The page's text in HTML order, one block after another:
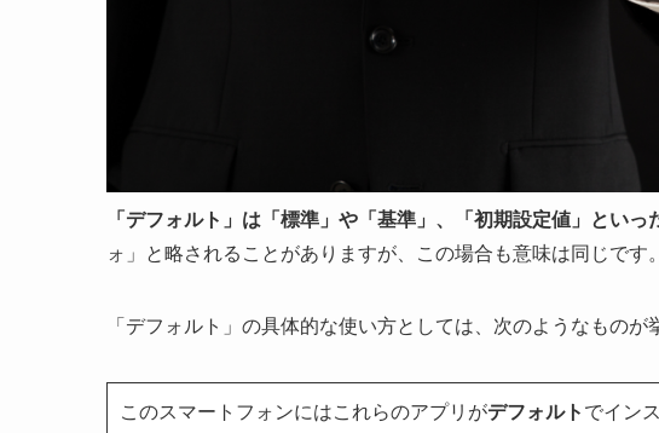
「デフォルト」は「標準」や「基準」、「初期設定値」といっ
ォ」と略されることがありますが、この場合も意味は同じです。
「デフォルト」の具体的な使い方としては、次のようなものが
このスマートフォンにはこれらのアプリがデフォルト でイン